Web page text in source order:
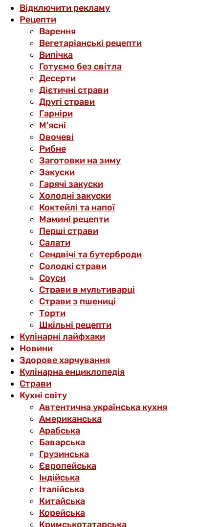
Відключити рекламу
Рецепти
Варення
Вегетаріанські рецепти
Випічка
Готуємо без світла
Десерти
Дієтичні страви
Другі страви
Гарніри
М’ясні
Овочеві
Рибне
Заготовки на зиму
Закуски
Гарячі закуски
Холодні закуски
Коктейлі та напої
Мамині рецепти
Перші страви
Салати
Сендвічі та бутерброди
Солодкі страви
Соуси
Страви в мультиварці
Страви з пшениці
Торти
Шкільні рецепти
Кулінарні лайфхаки
Новини
Здорове харчування
Кулінарна енциклопедія
Страви
Кухні світу
Автентична українська кухня
Американська
Арабська
Баварська
Грузинська
Європейська
Індійська
Італійська
Китайська
Корейська
Кримськотатарська